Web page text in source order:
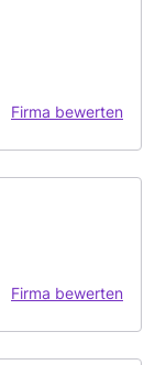
Firma bewerten
Firma bewerten